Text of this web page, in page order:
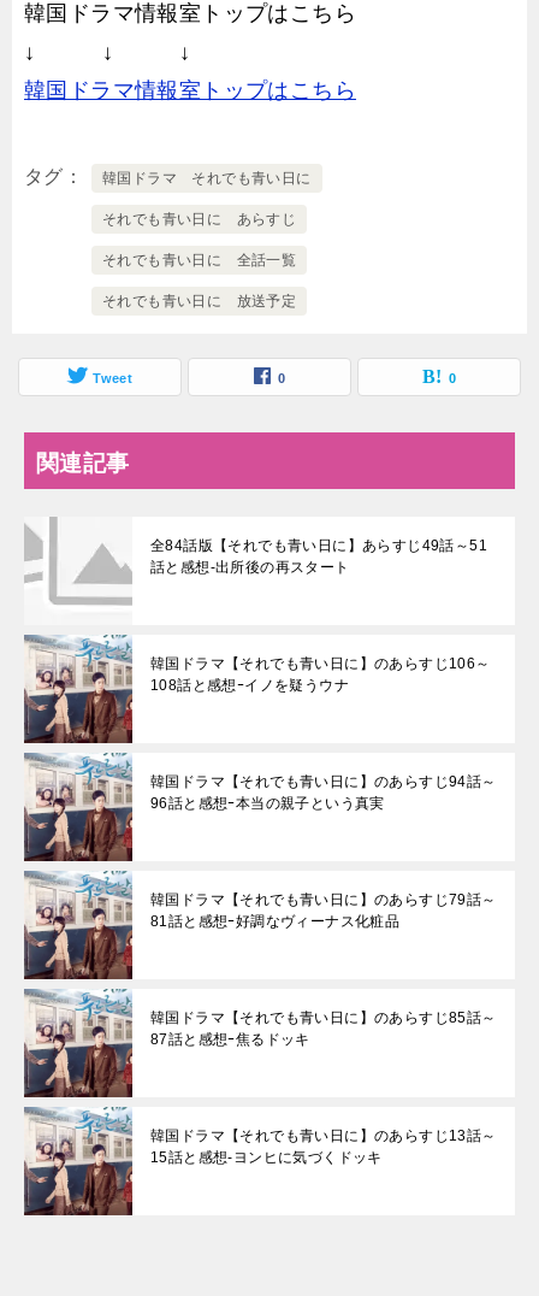
韓国ドラマ情報室トップはこちら
↓ ↓ ↓
韓国ドラマ情報室トップはこちら
タグ 韓国ドラマ それでも青い日に
それでも青い日に あらすじ
それでも青い日に 全話一覧
それでも青い日に 放送予定
Tweet 0 0
関連記事
全84話版【それでも青い日に】あらすじ49話～51
話と感想-出所後の再スタート
韓国ドラマ【それでも青い日に】のあらすじ106～
108話と感想ｰイノを疑うウナ
韓国ドラマ【それでも青い日に】のあらすじ94話～
96話と感想ｰ本当の親子という真実
韓国ドラマ【それでも青い日に】のあらすじ79話～
81話と感想ｰ好調なヴィーナス化粧品
韓国ドラマ【それでも青い日に】のあらすじ85話～
87話と感想ｰ焦るドッキ
韓国ドラマ【それでも青い日に】のあらすじ13話～
15話と感想-ヨンヒに気づくドッキ